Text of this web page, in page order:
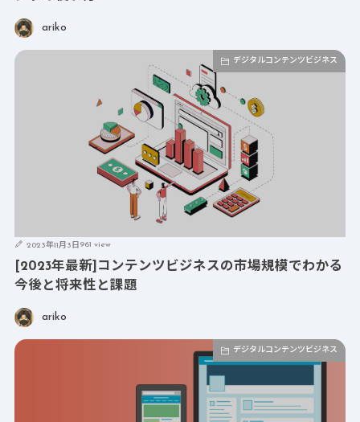
ariko
デジタルコンテンツビジネス
2023年11月3日 961 view
[2023年最新]コンテンツビジネスの市場規模でわかる
今後と将来性と課題
ariko
デジタルコンテンツビジネス